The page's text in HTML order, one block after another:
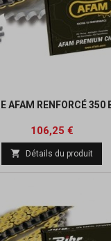
AFAM RENFORCÉ 350
Prix
106,25 €Prix
de
base
 Détails du produit